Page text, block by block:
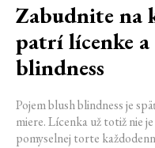
Zabudnite na
patrí lícenke
blindness
Pojem blush blindness je
miere. Lícenka už totiž nie
pomyselnej torte